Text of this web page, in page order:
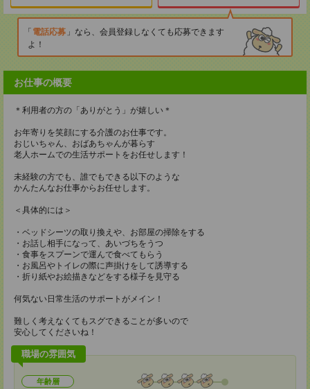
電話応募
なら、会員登録しなくても応募できます
よ！
お仕事の概要
＊利用者の方の「ありがとう」が嬉しい＊
お年寄りを笑顔にする介護のお仕事です。
おじいちゃん、おばあちゃんが暮らす
老人ホームでの生活サポートをお任せします！
未経験の方でも、誰でもできる以下のような
かんたんなお仕事からお任せします。
＜具体的には＞
・ベッドシーツの取り換えや、お部屋の掃除をする
・お話し相手になって、あいづちをうつ
・食事をスプーンで運んで食べてもらう
・お風呂やトイレの際に声掛けをして誘導する
・折り紙やお絵描きなどをする様子を見守る
何気ない日常生活のサポートがメイン！
難しく考えなくてもスグできることが多いので
安心してくださいね！
職場の雰囲気
年齢層